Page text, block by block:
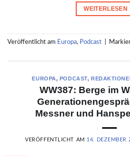
WEITERLESEN
Veröffentlicht am Europa, Podcast
EUROPA, PODCAST,
WW387: Berge im
Messner und
VERÖFFENTLICHT AM 14. DEZEMBER